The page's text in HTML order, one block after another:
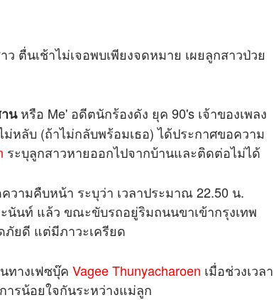
ว ตื่นเช้าไม่เจอพบเพียงจดหมาย เผยลูกสาวป่วย
นหรือ Me' อดีตนักร้องดัง ยุค 90's เจ้าของเพลง
หลับ (ถ้าไม่กลับพร้อมเธอ) ได้ประกาศขอความ
ระบุลูกสาวหายออกไปจากบ้านและติดต่อไม่ได้
วามคืบหน้า ระบุว่า เวลาประมาณ 22.50 น.
นันท์ แล้ว ขณะขับรถอยู่ริมถนนขาเข้ากรุงเทพ
ภัยดี แต่มีภาวะเครียด
ทางเฟซบุ๊ค Vagee Thunyacharoen เมื่อช่วงเวลา
รน้อยใจกันระหว่างแม่ลูก